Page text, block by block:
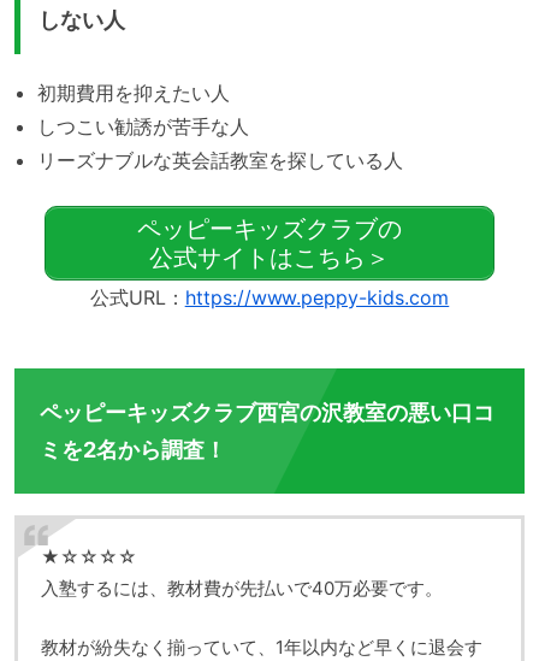
しない人
初期費用を抑えたい人
しつこい勧誘が苦手な人
リーズナブルな英会話教室を探している人
ペッピーキッズクラブの
公式サイトはこちら＞
公式URL： https://www.peppy-kids.com
ペッピーキッズクラブ西宮の沢教室の悪い口コ
ミを2名から調査！
★☆☆☆☆
入塾するには、教材費が先払いで40万必要です。
教材が紛失なく揃っていて、1年以内など早くに退会す